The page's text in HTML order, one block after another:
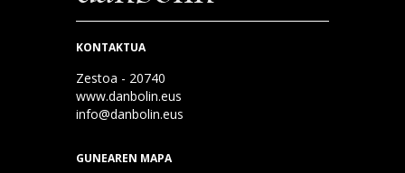
KONTAKTUA
Zestoa - 20740
www.danbolin.eus
info@danbolin.eus
GUNEAREN MAPA